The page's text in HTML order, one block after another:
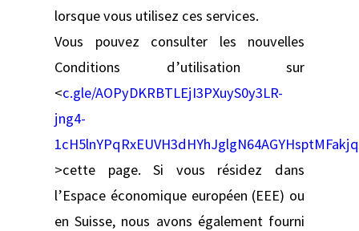
lorsque vous utilisez ces services.
Vous pouvez consulter les nouvelles
Conditions d’utilisation sur
<c.gle/AOPyDKRBTLEjI3PXuyS0y3LR-
jng4-
>cette page. Si vous résidez dans
l’Espace économique européen (EEE) ou
en Suisse, nous avons également fourni